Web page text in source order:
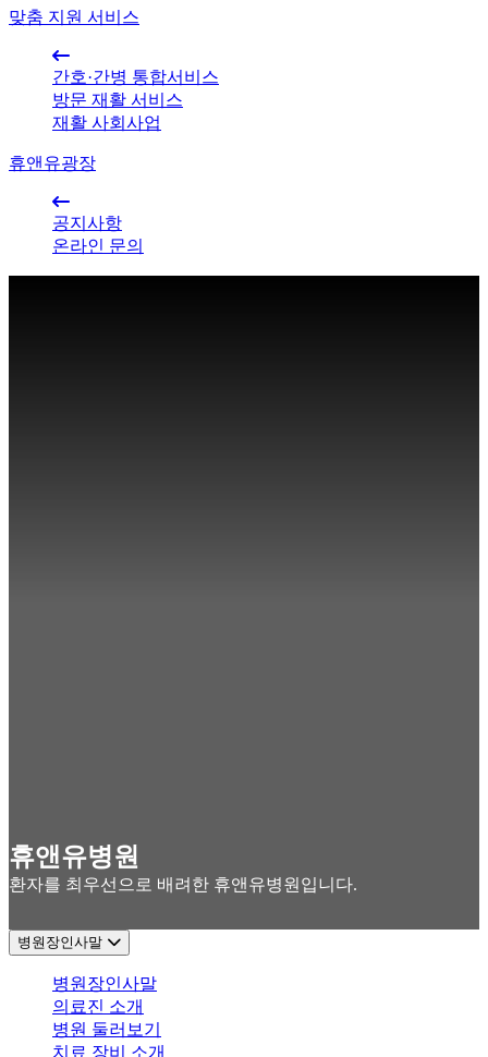
맞춤 지원 서비스
간호·간병 통합서비스
방문 재활 서비스
재활 사회사업
휴앤유광장
공지사항
온라인 문의
휴앤유병원
환자를 최우선으로 배려한 휴앤유병원입니다.
병원장인사말
병원장인사말
의료진 소개
병원 둘러보기
치료 장비 소개